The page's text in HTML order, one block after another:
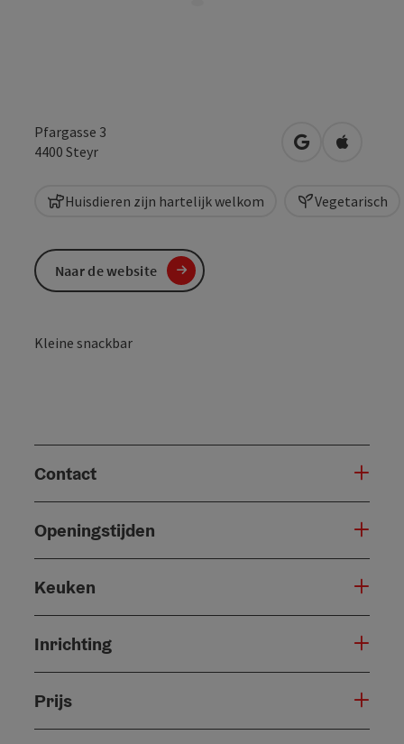
Pfargasse 3
4400 Steyr Openen inOpenen
Huisdieren zijn hartelijk welkom Vegetarisch
Kleine snackbar
Contact
Openingstijden
Keuken
Inrichting
Prijs
Naar de website